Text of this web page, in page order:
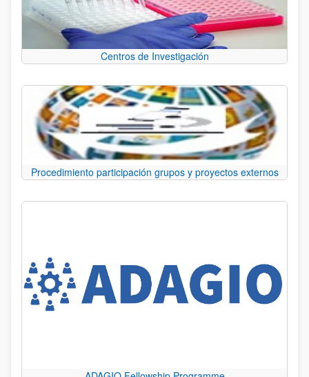
Centros de Investigación
Procedimiento participación grupos y proyectos externos